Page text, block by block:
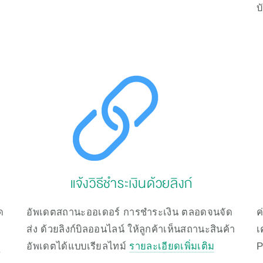
แจ้งวิธีชำระเงินด้วยลิงก์
อัพเดตสถานะออเดอร์ การชำระเงิน ตลอดจนจัด
ส่ง ด้วยลิงก์บิลออนไลน์ ให้ลูกค้าเห็นสถานะสินค้า
อัพเดตได้แบบเรียลไทม์ รายละเอียดเพิ่มเติม